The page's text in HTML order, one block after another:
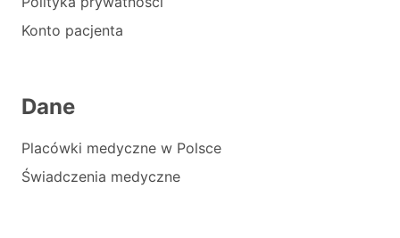
Konto pacjenta
Dane
Placówki medyczne w Polsce
Świadczenia medyczne